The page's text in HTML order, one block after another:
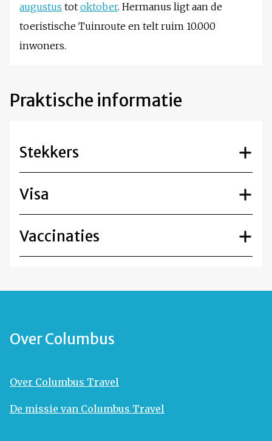
augustus tot oktober. Hermanus ligt aan de
toeristische Tuinroute en telt ruim 10.000
inwoners.
Praktische informatie
Stekkers
Visa
Vaccinaties
Over Columbus
Over Columbus Travel
De missie van Columbus Travel